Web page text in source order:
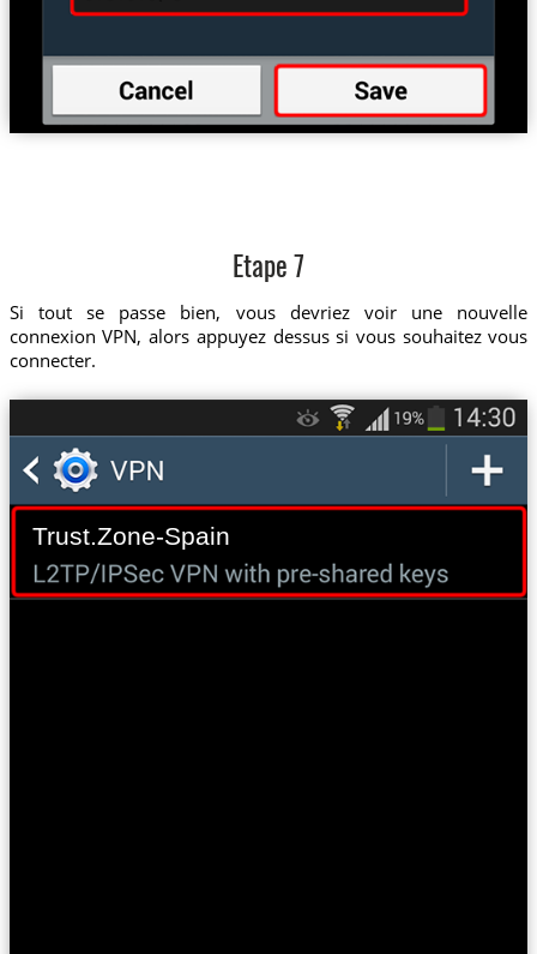
Etape 7
Si tout se passe bien, vous devriez voir une nouvelle
connexion VPN, alors appuyez dessus si vous souhaitez vous
connecter.
Trust.Zone-Spain